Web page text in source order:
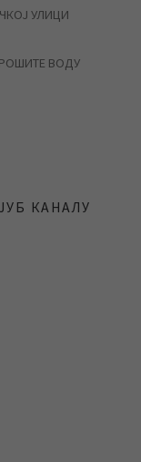
УЛИЦИ
ВОДУ
КАНАЛУ